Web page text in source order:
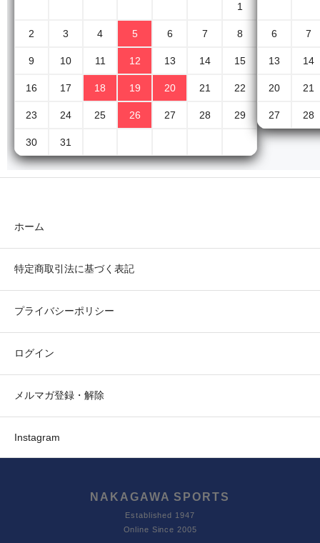
1
2 3 4 5 6 7 8
9 10 11 12 13 14 15
16 17 18 19 20 21 22
23 24 25 26 27 28 29
30 31
6 7
13 14
20 21
27 28
ホーム
特定商取引法に基づく表記
プライバシーポリシー
ログイン
メルマガ登録・解除
Instagram
NAKAGAWA SPORTS
Established 1947
Online Since 2005